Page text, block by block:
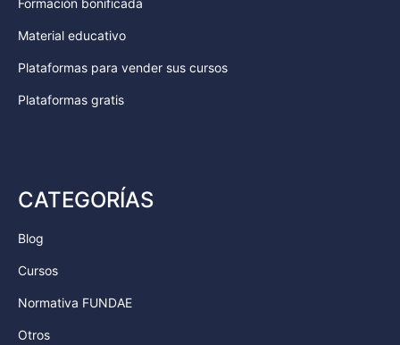
Material educativo
Plataformas para vender sus cursos
Plataformas gratis
CATEGORÍAS
Blog
Cursos
Normativa FUNDAE
Otros